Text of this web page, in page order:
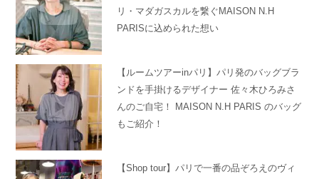
リ・マダガスカルを繋ぐMAISON N.H
PARISに込められた想い
【ルームツアーinパリ】パリ発のバッグブラ
ンドを手掛けるデザイナー 佐々木ひろみさ
んのご自宅！ MAISON N.H PARIS のバッグ
もご紹介！
【Shop tour】パリで一番の品ぞろえのヴィ